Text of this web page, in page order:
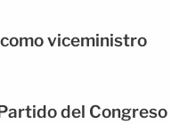
viceministro
del Congreso